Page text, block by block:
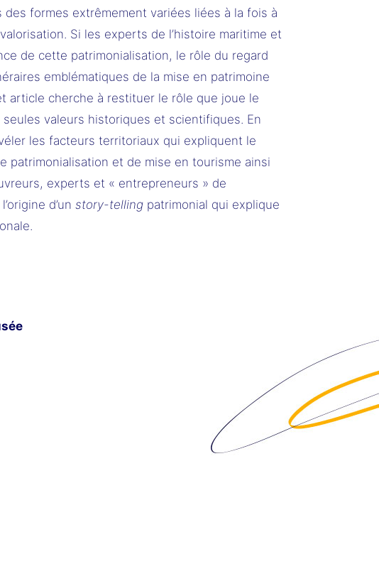
formes extrêmement variées liées à la fois à
Si les experts de l’histoire maritime et
de cette patrimonialisation, le rôle du regard
emblématiques de la mise en patrimoine
article cherche à restituer le rôle que joue le
valeurs historiques et scientifiques. En
les facteurs territoriaux qui expliquent le
patrimonialisation et de mise en tourisme ainsi
experts et « entrepreneurs » de
d’unstory-telling patrimonial qui explique